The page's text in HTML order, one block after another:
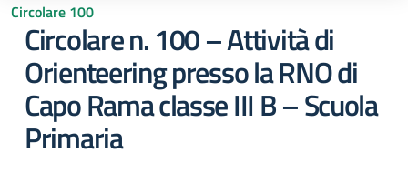
Circolare 100
Circolare n. 100 – Attività di
Orienteering presso la RNO di
Capo Rama classe III B – Scuola
Primaria